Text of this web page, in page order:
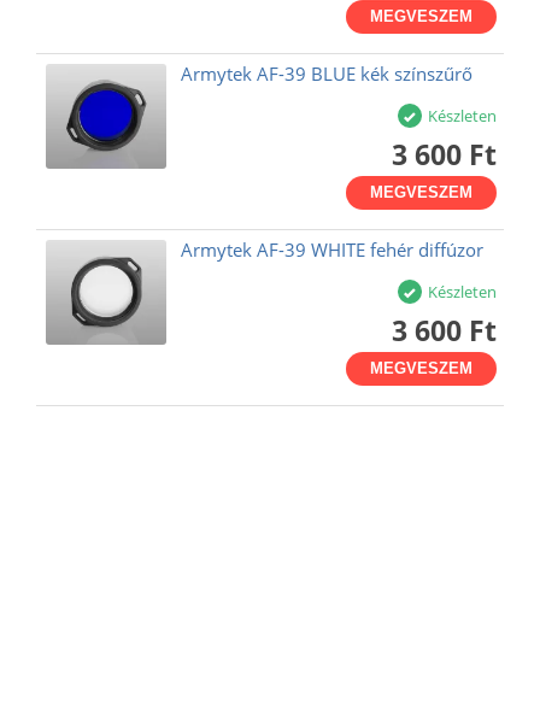
MEGVESZEM
Armytek AF-39 BLUE kék színszűrő
Készleten
3 600 Ft
MEGVESZEM
Armytek AF-39 WHITE fehér diffúzor
Készleten
3 600 Ft
MEGVESZEM